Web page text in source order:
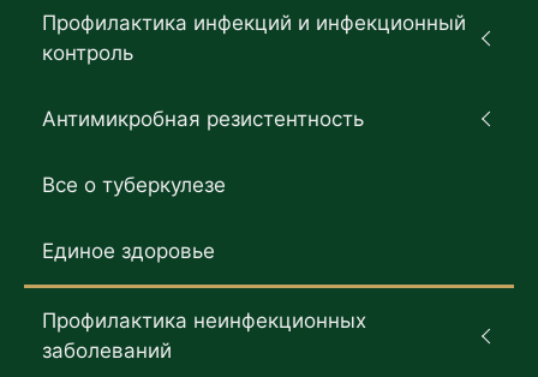
Профилактика инфекций и инфекционный
контроль
Антимикробная резистентность
Все о туберкулезе
Единое здоровье
Профилактика неинфекционных
заболеваний